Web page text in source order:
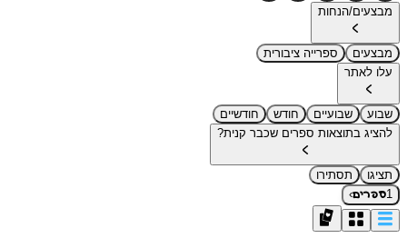
מבצעים/הנחות
מבצעים
ספרייה ציבורית
עלו לאתר
שבוע שבועיים חודש
חודשיים
להציג בתוצאות ספרים שכבר קנית?
תציגו
תסתירו
1ספרים›